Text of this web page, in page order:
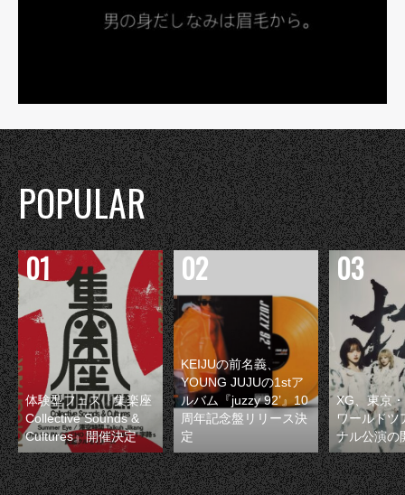
POPULAR
体験型フェス『集楽座
Collective Sounds &
Cultures』開催決定
KEIJUの前名義、
YOUNG JUJUの1stア
ルバム『juzzy 92’』10
周年記念盤リリース決
定
XG、東京
ワールドツ
ナル公演の